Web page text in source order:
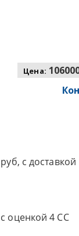
Цена:
с
оценкой 4 CC